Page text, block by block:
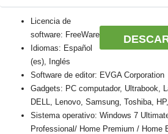
Licencia de
software: FreeWare
Idiomas: Español
(es), Inglés
Software de editor: EVGA Corporation
Gadgets: PC computador, Ultrabook,
DELL, Lenovo, Samsung, Toshiba,
Sistema operativo: Windows 7
Professional/ Home Premium / Home